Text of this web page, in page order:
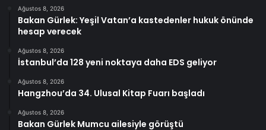
Ağustos 8, 2026
Bakan Gürlek: Yeşil Vatan’a kastedenler hukuk önünde
hesap verecek
Ağustos 8, 2026
İstanbul’da 128 yeni noktaya daha EDS geliyor
Ağustos 8, 2026
Hangzhou’da 34. Ulusal Kitap Fuarı başladı
Ağustos 8, 2026
Bakan Gürlek Mumcu ailesiyle görüştü